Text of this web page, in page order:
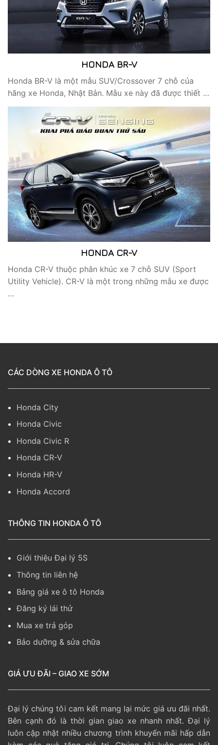
HONDA BR-V
Honda BR-V là một mẫu SUV/Crossover 7 chỗ của
hãng xe Honda, Nhật Bản. Mẫu xe này đã được thiết …
HONDA CR-V
Honda CR-V thuộc phân khúc xe 7 chỗ SUV (Sport
Utility Vehicle). CR-V là một trong những mẫu xe được
…
CÁC DÒNG XE HONDA Ô TÔ
Honda City
Honda Civic
Honda Civic R
Honda CR-V
Honda HR-V
Honda Accord
THÔNG TIN HONDA Ô TÔ
Giới thiệu Đại lý 5S
Thông tin liên hệ
Bảng giá xe ô tô Honda
Đăng ký lái thử
Mua xe trả góp
Bảo dưỡng & sửa chữa
GIÁ ƯU ĐÃI – GIAO XE SỚM
Đại lý chúng tôi cam kết mang lại mức giá ưu đãi nhất.
Bên cạnh đó là thời gian giao xe nhanh nhất. Đại lý
luôn cập nhật nhiều chương trình khuyến mãi hấp dẫn